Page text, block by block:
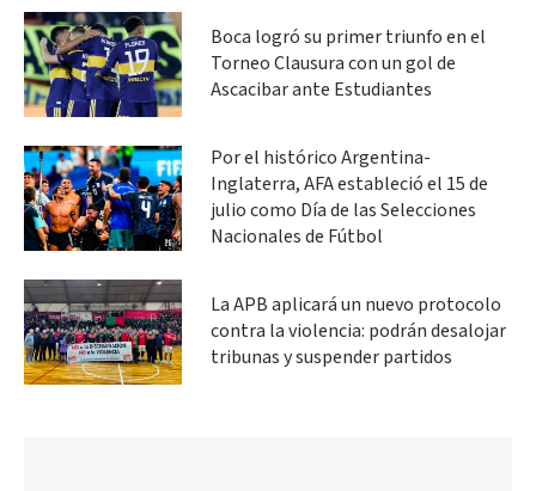
Boca logró su primer triunfo en el
Torneo Clausura con un gol de
Ascacibar ante Estudiantes
Por el histórico Argentina-
Inglaterra, AFA estableció el 15 de
julio como Día de las Selecciones
Nacionales de Fútbol
La APB aplicará un nuevo protocolo
contra la violencia: podrán desalojar
tribunas y suspender partidos